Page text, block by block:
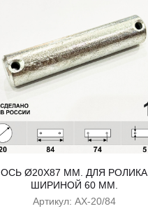
ОСЬ Ø20X87 ММ. ДЛЯ РОЛИКА
ШИРИНОЙ 60 ММ.
Артикул: AX-20/84